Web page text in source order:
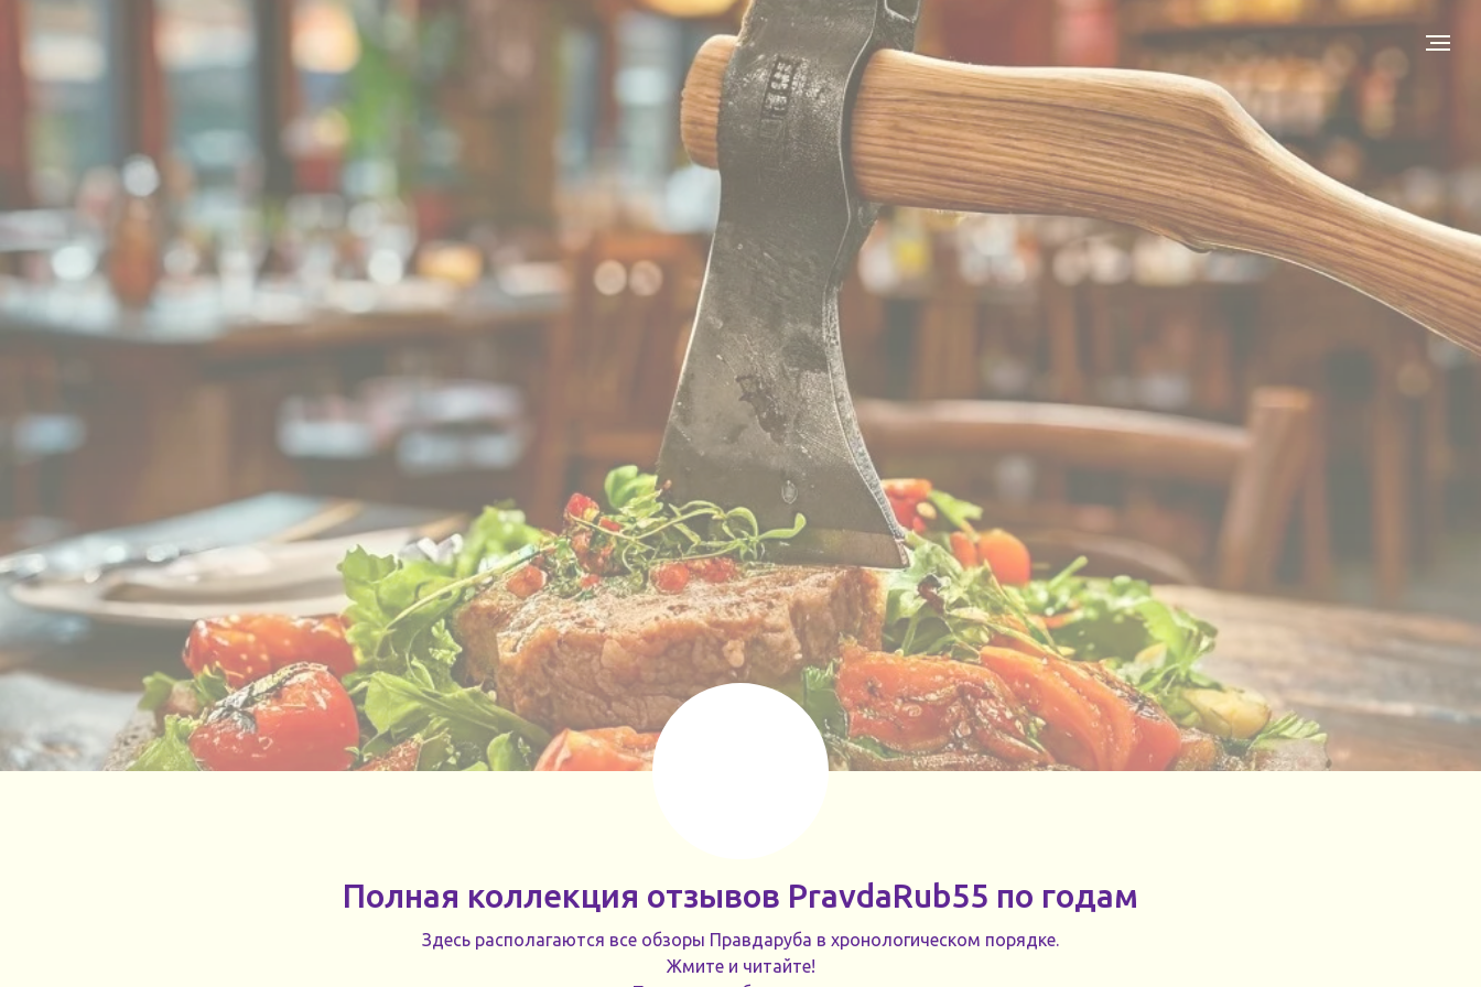
Полная коллекция отзывов PravdaRub55 по годам
Здесь располагаются все обзоры Правдаруба в хронологическом порядке.
Жмите и читайте!